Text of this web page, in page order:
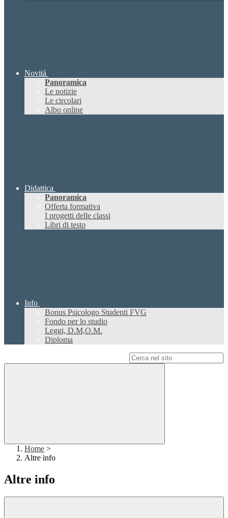
Novità
Panoramica
Le notizie
Le circolari
Albo online
Didattica
Panoramica
Offerta formativa
I progetti delle classi
Libri di testo
Info
Bonus Psicologo Studenti FVG
Fondo per lo studio
Leggi, D.M,O.M.
Diploma
Home >
Altre info
Altre info